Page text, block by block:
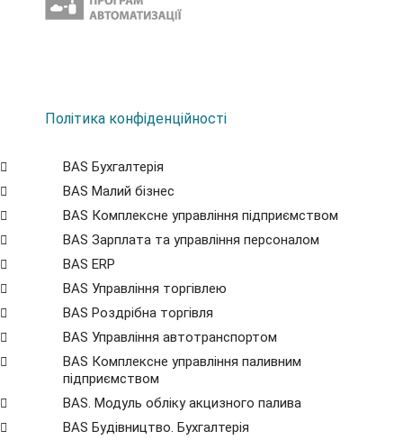
Політика конфіденційності
BAS Бухгалтерія
BAS Малий бізнес
BAS Комплексне управління підприємством
BAS Зарплата та управління персоналом
BAS ERP
BAS Управління торгівлею
BAS Роздрібна торгівля
BAS Управління автотранспортом
BAS Комплексне управління паливним
підприємством
BAS. Модуль обліку акцизного палива
BAS Будівництво. Бухгалтерія